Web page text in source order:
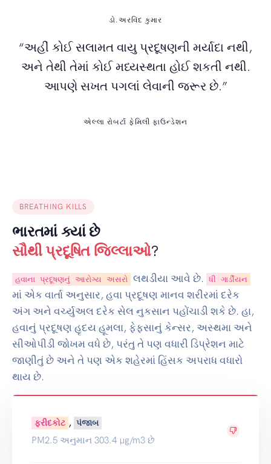
ડો.અરવિંદ કુમાર
“અહીં કોઈ સલામત વાયુ પ્રદૂષણની મર્યાદા નથી,
અને તેથી તેમાં કોઈ મધ્યસ્થતા હોઈ શકતી નથી.
આપણે સખત પગલાં લેવાની જરૂર છે.”
એલ્લા રોબર્ટા ફેમિલી ફાઉન્ડેશન
BREATHING KILLS
ભારતમાં ક્યાં છે
સૌથી પ્રદૂષિત જિલ્લાઓ?
હવાના પ્રદૂષણનું આરોગ્ય અસરો લથડીયા આવે છે. ધી ગાર્ડીયન
માં એક વાર્તા અનુસાર, હવા પ્રદૂષણ માનવ શરીરમાં દરેક
અંગ અને વર્ચ્યુઅલ દરેક સેલ નુકસાન પહોંચાડી શકે છે. હા,
હવાનું પ્રદૂષણ હૃદય હૂમલા, ફેફસાનું કેન્સર, અસ્થમા અને
સીઓપીડી જોખમ વધે છે, પરંતુ તે પણ વધારી ડિપ્રેશન માટે
જાણીતું છે અને તે પણ એક શહેરમાં હિંસક અપરાધ વધારો
થાય છે.
ફરીદકોટ , પંજાબ
PM2.5 અનુમાન 303.4 µg/m3 છે